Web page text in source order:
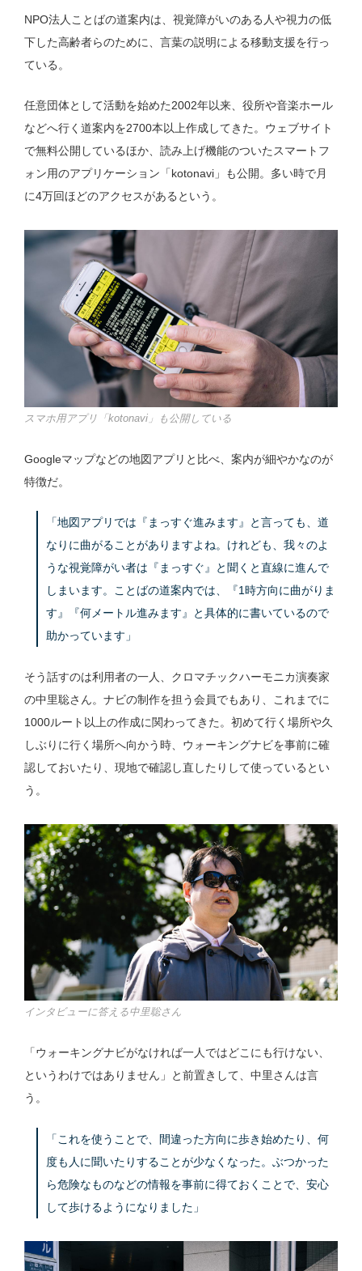
NPO法人ことばの道案内は、視覚障がいのある人や視力の低
下した高齢者らのために、言葉の説明による移動支援を行っ
ている。
任意団体として活動を始めた2002年以来、役所や音楽ホール
などへ行く道案内を2700本以上作成してきた。ウェブサイト
で無料公開しているほか、読み上げ機能のついたスマートフ
ォン用のアプリケーション「kotonavi」も公開。多い時で月
に4万回ほどのアクセスがあるという。
スマホ用アプリ「kotonavi」も公開している
Googleマップなどの地図アプリと比べ、案内が細やかなのが
特徴だ。
「地図アプリでは『まっすぐ進みます』と言っても、道
なりに曲がることがありますよね。けれども、我々のよ
うな視覚障がい者は『まっすぐ』と聞くと直線に進んで
しまいます。ことばの道案内では、『1時方向に曲がりま
す』『何メートル進みます』と具体的に書いているので
助かっています」
そう話すのは利用者の一人、クロマチックハーモニカ演奏家
の中里聡さん。ナビの制作を担う会員でもあり、これまでに
1000ルート以上の作成に関わってきた。初めて行く場所や久
しぶりに行く場所へ向かう時、ウォーキングナビを事前に確
認しておいたり、現地で確認し直したりして使っているとい
う。
インタビューに答える中里聡さん
「ウォーキングナビがなければ一人ではどこにも行けない、
というわけではありません」と前置きして、中里さんは言
う。
「これを使うことで、間違った方向に歩き始めたり、何
度も人に聞いたりすることが少なくなった。ぶつかった
ら危険なものなどの情報を事前に得ておくことで、安心
して歩けるようになりました」